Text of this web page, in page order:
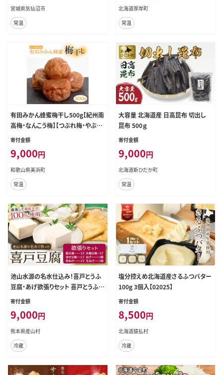
き 蒲焼 味噌煮 和食 常温保存 個包
装
宮城県気仙沼市
常温
北海道厚岸町
常温
有田みかん蜂蜜梅干し500g【紀州南
高梅・なんこう梅】【つぶれ梅・やぶれ
梅・家庭用・わけあり・訳あり】【減塩
うパケット便でポスト投函】
寄付金額
9,000円
和歌山県美浜町
常温
大容量 北海道産 日高昆布 切出し
昆布 500ｇ
寄付金額
9,000円
北海道新ひだか町
常温
池山水源の名水仕込み！喜戸とうふ
豆腐・あげ欲張りセット 喜戸とうふ店
《30日以内に出荷予定(土日祝除く)》
喜戸豆腐 寄せ豆腐 絹豆腐 木綿豆腐
厚あげ あげ 生あげ ギフト 贈り物 贈
答用【配送不可地域あり】（離島）---u
buyama_idt_8_set---
寄付金額
9,000円
熊本県産山村
冷蔵
塩分控えめ北海道産さるふつバター
100g 3個入【02025】
寄付金額
8,500円
北海道猿払村
冷蔵